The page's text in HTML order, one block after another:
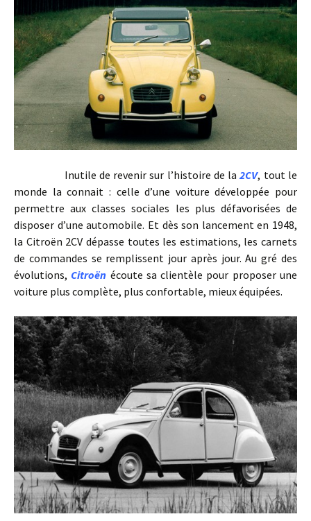
Inutile de revenir sur l’histoire de la2CV, tout le
monde la connait : celle d’une voiture développée pour
permettre aux classes sociales les plus défavorisées de
disposer d’une automobile. Et dès son lancement en 1948,
la Citroën 2CV dépasse toutes les estimations, les carnets
de commandes se remplissent jour après jour. Au gré des
évolutions, Citroën écoute sa clientèle pour proposer une
voiture plus complète, plus confortable, mieux équipées.